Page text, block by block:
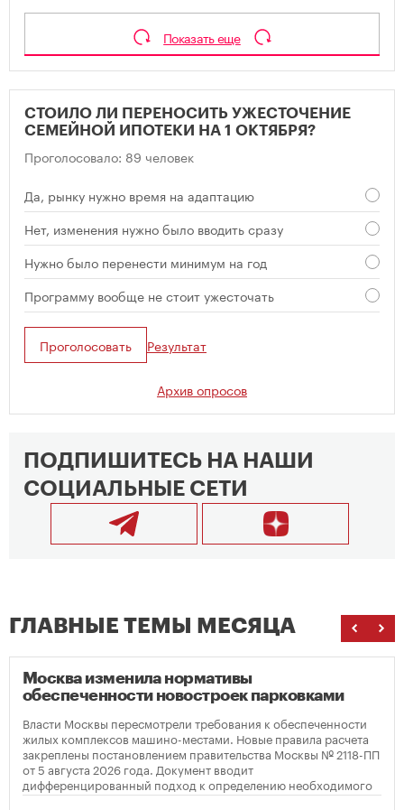
Показать еще
СТОИЛО ЛИ ПЕРЕНОСИТЬ УЖЕСТОЧЕНИЕ
СЕМЕЙНОЙ ИПОТЕКИ НА 1 ОКТЯБРЯ?
Проголосовало: 89 человек
Да, рынку нужно время на адаптацию
Нет, изменения нужно было вводить сразу
Нужно было перенести минимум на год
Программу вообще не стоит ужесточать
Проголосовать Результат
Архив опросов
ПОДПИШИТЕСЬ НА НАШИ
СОЦИАЛЬНЫЕ СЕТИ
ГЛАВНЫЕ ТЕМЫ МЕСЯЦА
Москва изменила нормативы
обеспеченности новостроек парковками
Власти Москвы пересмотрели требования к обеспеченности
жилых комплексов машино-местами. Новые правила расчета
закреплены постановлением правительства Москвы № 2118-ПП
от 5 августа 2026 года. Документ вводит
дифференцированный подход к определению необходимого
количества парковок в зависимости от площади квартир и